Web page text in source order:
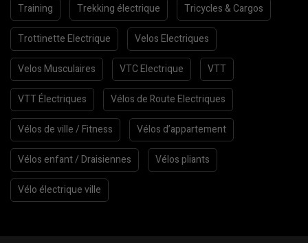
Training Trekking électrique Tricycles & Cargos
Trottinette Electrique Velos Electriques
Velos Musculaires VTC Electrique VTT
VTT Électriques Vélos de Route Electriques
Vélos de ville / Fitness Vélos d’appartement
Vélos enfant / Draisiennes Vélos pliants
Vélo électrique ville